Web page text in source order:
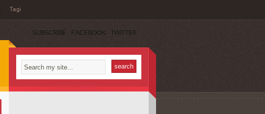
Tagi
SUBSCRIBE FACEBOOK TWITTER